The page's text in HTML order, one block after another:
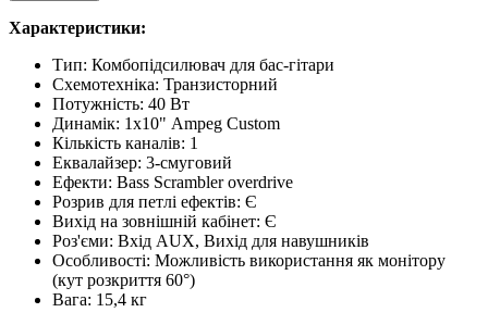
Характеристики:
Тип: Комбопідсилювач для бас-гітари
Схемотехніка: Транзисторний
Потужність: 40 Вт
Динамік: 1х10" Ampeg Custom
Кількість каналів: 1
Еквалайзер: 3-смуговий
Ефекти: Bass Scrambler overdrive
Розрив для петлі ефектів: Є
Вихід на зовнішній кабінет: Є
Роз'єми: Вхід AUX, Вихід для навушників
Особливості: Можливість використання як монітору
(кут розкриття 60°)
Вага: 15,4 кг